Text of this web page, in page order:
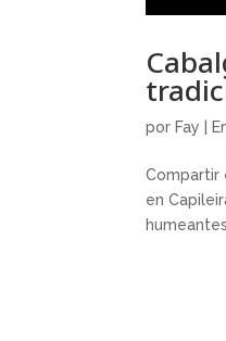
por Fay
Compartir
en